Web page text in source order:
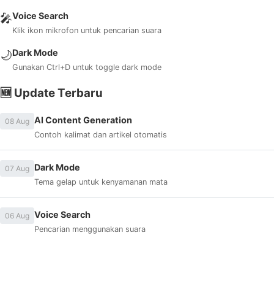
🎤Voice Search
Klik ikon mikrofon untuk pencarian suara
🌙Dark Mode
Gunakan Ctrl+D untuk toggle dark mode
🆕 Update Terbaru
08 Aug AI Content Generation
Contoh kalimat dan artikel otomatis
07 Aug Dark Mode
Tema gelap untuk kenyamanan mata
06 Aug Voice Search
Pencarian menggunakan suara